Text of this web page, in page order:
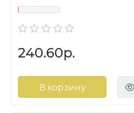
240.60р.
В корзину